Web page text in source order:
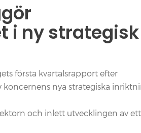
i ny strategisk
första kvartalsrapport efter
nya strategiska
och inlett utvecklingen av